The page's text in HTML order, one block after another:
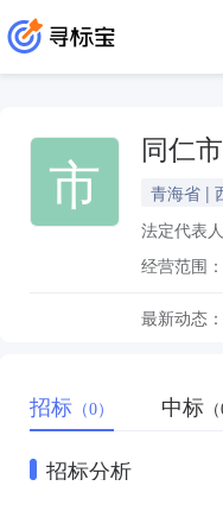
市 同仁
青海省 |
法定代表人
经营范围：
最新动态：
招标 （0） 中标
招标分析